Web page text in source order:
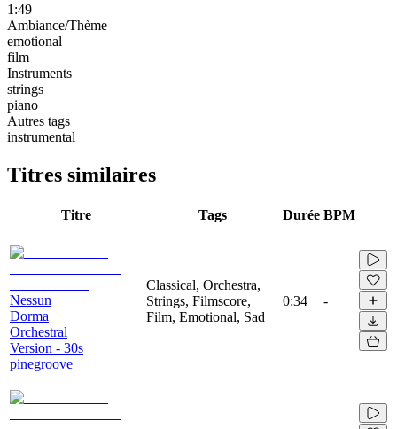
1:49
Ambiance/Thème
emotional
film
Instruments
strings
piano
Autres tags
instrumental
Titres similaires
Titre Tags Durée BPM
Nessun
Dorma
Orchestral
Version - 30s
pinegroove
Classical, Orchestra,
Strings, Filmscore,
Film, Emotional, Sad
0:34 -